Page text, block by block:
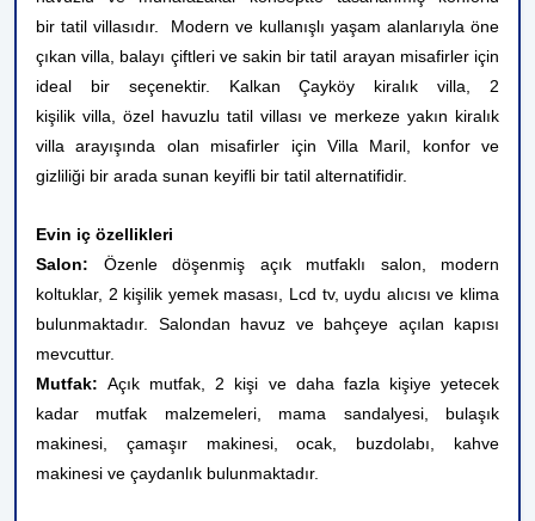
bir tatil villasıdır. Modern ve kullanışlı yaşam alanlarıyla öne
çıkan villa, balayı çiftleri ve sakin bir tatil arayan misafirler için
ideal bir seçenektir. Kalkan Çayköy kiralık villa, 2
kişilik villa, özel havuzlu tatil villası ve merkeze yakın kiralık
villa arayışında olan misafirler için Villa Maril, konfor ve
gizliliği bir arada sunan keyifli bir tatil alternatifidir.
Evin iç özellikleri
Salon: Özenle döşenmiş açık mutfaklı salon, modern
koltuklar, 2 kişilik yemek masası, Lcd tv, uydu alıcısı ve klima
bulunmaktadır. Salondan havuz ve bahçeye açılan kapısı
mevcuttur.
Mutfak:Açık mutfak, 2 kişi ve daha fazla kişiye yetecek
kadar mutfak malzemeleri, mama sandalyesi, bulaşık
makinesi, çamaşır makinesi, ocak, buzdolabı, kahve
makinesi ve çaydanlık bulunmaktadır.